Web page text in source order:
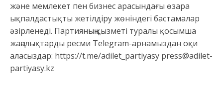
жəне мемлекет пен бизнес арасындағы өзара
ықпалдастықты жетілдіру жөніндегі бастамалар
əзірленеді. Партияның қызметі туралы қосымша
жаңалықтарды ресми Telegram-арнамыздан оқи
аласыздар: https://t.me/adilet_partiyasy press@adilet-
partiyasy.kz